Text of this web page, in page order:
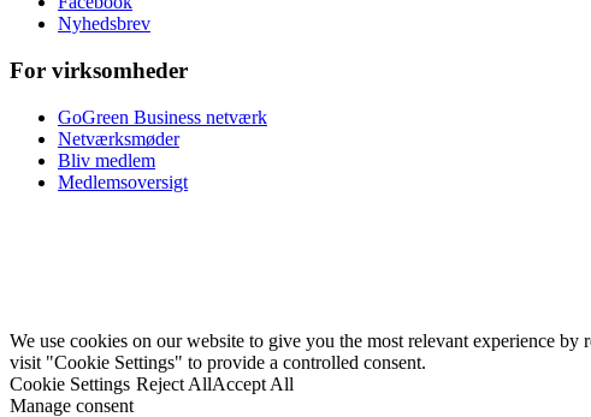
Nyhedsbrev
For virksomheder
GoGreen Business netværk
Netværksmøder
Bliv medlem
Medlemsoversigt
We use cookies on our website to give you the most relevant experience
visit "Cookie Settings" to provide a controlled consent.
Cookie Settings Reject AllAccept All
Manage consent